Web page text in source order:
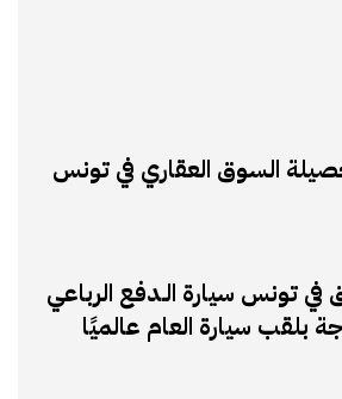
السوق العقاري في تونس
في تونس سيارة الـدفع الرباعي